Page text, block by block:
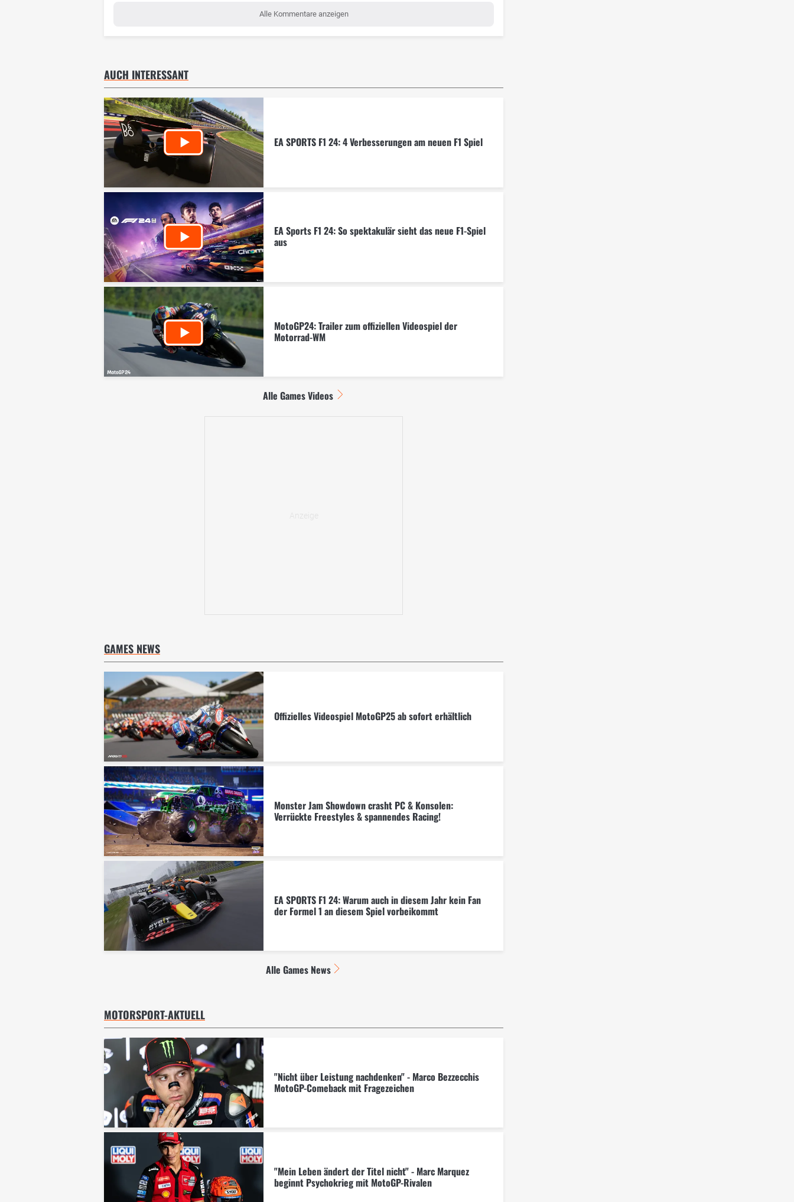
Alle Kommentare anzeigen
AUCH INTERESSANT
EA SPORTS F1 24: 4 Verbesserungen am neuen F1 Spiel
EA Sports F1 24: So spektakulär sieht das neue F1-Spiel
aus
MotoGP24: Trailer zum offiziellen Videospiel der
Motorrad-WM
Alle Games Videos
GAMES NEWS
Offizielles Videospiel MotoGP25 ab sofort erhältlich
Monster Jam Showdown crasht PC & Konsolen:
Verrückte Freestyles & spannendes Racing!
EA SPORTS F1 24: Warum auch in diesem Jahr kein Fan
der Formel 1 an diesem Spiel vorbeikommt
Alle Games News
MOTORSPORT-AKTUELL
"Nicht über Leistung nachdenken" - Marco Bezzecchis
MotoGP-Comeback mit Fragezeichen
"Mein Leben ändert der Titel nicht" - Marc Marquez
beginnt Psychokrieg mit MotoGP-Rivalen